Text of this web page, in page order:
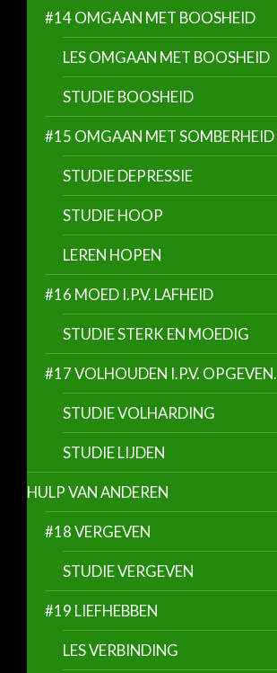
#14 OMGAAN MET BOOSHEID
LES OMGAAN MET BOOSHEID
STUDIE BOOSHEID
#15 OMGAAN MET SOMBERHEID
STUDIE DEPRESSIE
STUDIE HOOP
LEREN HOPEN
#16 MOED I.P.V. LAFHEID
STUDIE STERK EN MOEDIG
#17 VOLHOUDEN I.P.V. OPGEVEN.
STUDIE VOLHARDING
STUDIE LIJDEN
HULP VAN ANDEREN
#18 VERGEVEN
STUDIE VERGEVEN
#19 LIEFHEBBEN
LES VERBINDING